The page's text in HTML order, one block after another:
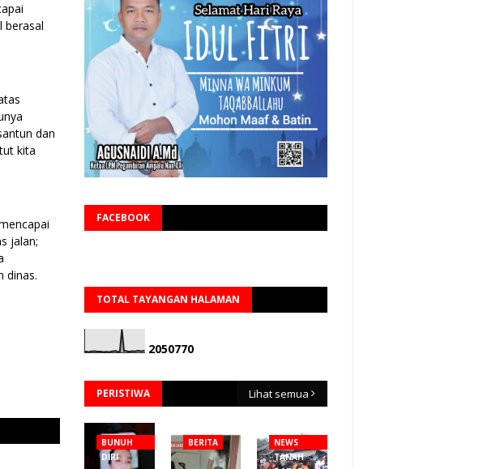
berasal
dan
kita
jalan;
dinas.
FACEBOOK
TOTAL TAYANGAN HALAMAN
2050770
PERISTIWA Lihat semua
BUNUH
DIRI
BERITA
NEWS
TANAH